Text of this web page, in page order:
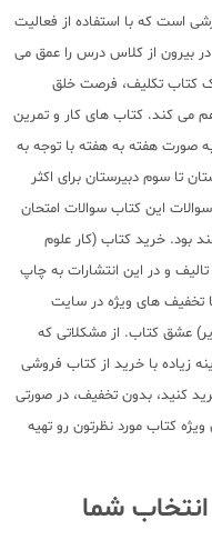
است که با استفاده از فعالیت
در بیرون از کلاس درس را عمق می
کتاب تکلیف، فرصت خلق
می کند. کتاب های کار و تمرین
24 هفتة آموزشی، به صورت هفته به هفته با توجه به
تا سوم دبیرستان برای اکثر
این کتاب سوالات امتحان
بود. خرید کتاب (کار علوم
و در این انتشارات به چاپ
تخفیف های ویژه در سایت
عشق کتاب. از مشکلاتی که
زیاده با خرید از کتاب فروشی
کنید، بدون تخفیف، در صورتی
کتاب مورد نظرتون رو تهیه
شما